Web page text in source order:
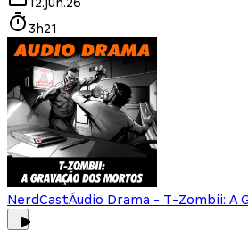
3h21
NerdCastÁudio Drama - T-Zombii: A